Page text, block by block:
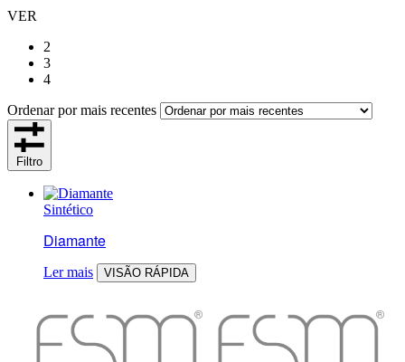
VER
2
3
4
Ordenar por mais recentes
Filtro
Sintético
Diamante
Ler mais VISÃO RÁPIDA